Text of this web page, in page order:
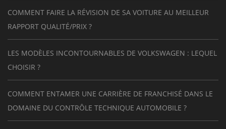
COMMENT FAIRE LA RÉVISION DE SA VOITURE AU MEILLEUR
RAPPORT QUALITÉ/PRIX ?
LES MODÈLES INCONTOURNABLES DE VOLKSWAGEN : LEQUEL
CHOISIR ?
COMMENT ENTAMER UNE CARRIÈRE DE FRANCHISÉ DANS LE
DOMAINE DU CONTRÔLE TECHNIQUE AUTOMOBILE ?